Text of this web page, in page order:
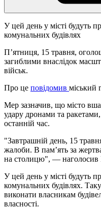
У цей день у місті будуть
комунальних будівлях
П’ятниця, 15 травня,
загиблими внаслідок
військ.
Про це повідомив міський
Мер зазначив, що місто
удару дронами та
останній час.
"Завтрашній день, 15
жалоби. В памʼять за
на столицю", — наголосив
У цей день у місті будуть
комунальних будівлях.
виконати власникам
власності.